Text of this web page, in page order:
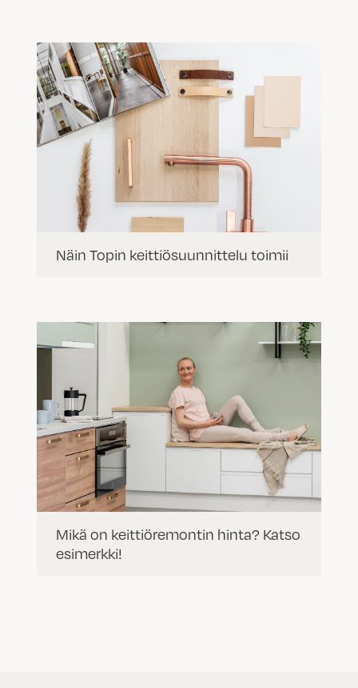
Näin Topin keittiösuunnittelu toimii
Mikä on keittiöremontin hinta? Katso
esimerkki!